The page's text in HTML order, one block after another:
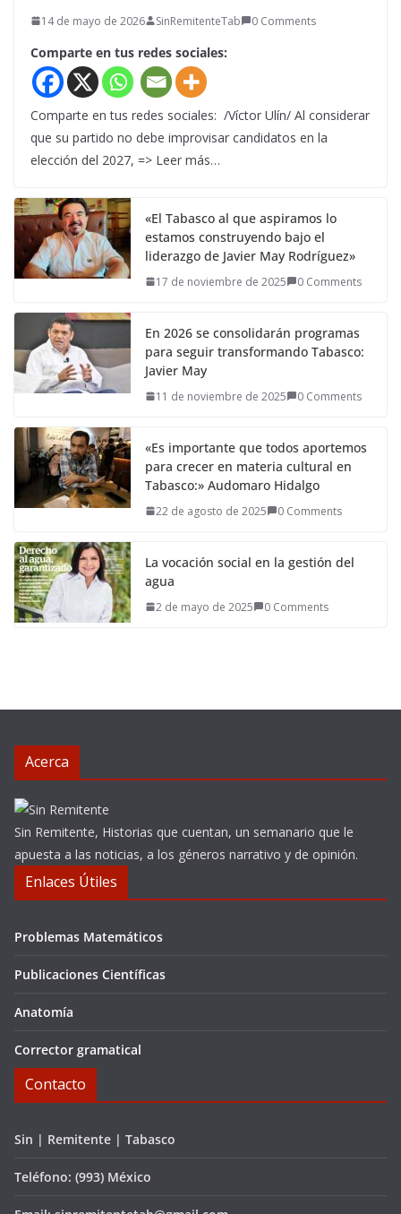
14 de mayo de 2026 SinRemitenteTab 0 Comments
Comparte en tus redes sociales:
Comparte en tus redes sociales: /Víctor Ulín/ Al considerar
que su partido no debe improvisar candidatos en la
elección del 2027, => Leer más…
«El Tabasco al que aspiramos lo
estamos construyendo bajo el
liderazgo de Javier May Rodríguez»
17 de noviembre de 2025 0 Comments
En 2026 se consolidarán programas
para seguir transformando Tabasco:
Javier May
11 de noviembre de 2025 0 Comments
«Es importante que todos aportemos
para crecer en materia cultural en
Tabasco:» Audomaro Hidalgo
22 de agosto de 2025 0 Comments
La vocación social en la gestión del
agua
2 de mayo de 2025 0 Comments
Acerca
Sin Remitente, Historias que cuentan, un semanario que le
apuesta a las noticias, a los géneros narrativo y de opinión.
Enlaces Útiles
Problemas Matemáticos
Publicaciones Científicas
Anatomía
Corrector gramatical
Contacto
Sin | Remitente | Tabasco
Teléfono: (993) México